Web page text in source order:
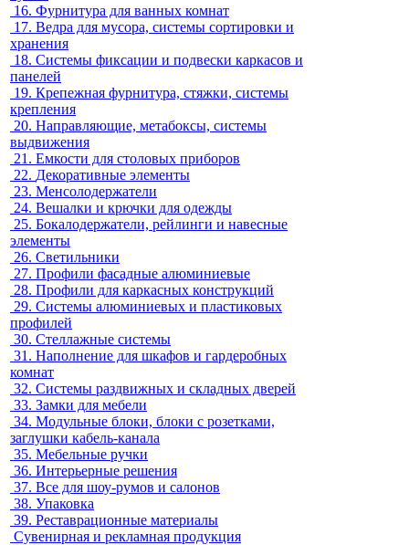
16. Фурнитура для ванных комнат
17. Ведра для мусора, системы сортировки и
хранения
18. Системы фиксации и подвески каркасов и
панелей
19. Крепежная фурнитура, стяжки, системы
крепления
20. Направляющие, метабоксы, системы
выдвижения
21. Емкости для столовых приборов
22. Декоративные элементы
23. Менсолодержатели
24. Вешалки и крючки для одежды
25. Бокалодержатели, рейлинги и навесные
элементы
26. Светильники
27. Профили фасадные алюминиевые
28. Профили для каркасных конструкций
29. Системы алюминиевых и пластиковых
профилей
30. Стеллажные системы
31. Наполнение для шкафов и гардеробных
комнат
32. Системы раздвижных и складных дверей
33. Замки для мебели
34. Модульные блоки, блоки с розетками,
заглушки кабель-канала
35. Мебельные ручки
36. Интерьерные решения
37. Все для шоу-румов и салонов
38. Упаковка
39. Реставрационные материалы
Сувенирная и рекламная продукция